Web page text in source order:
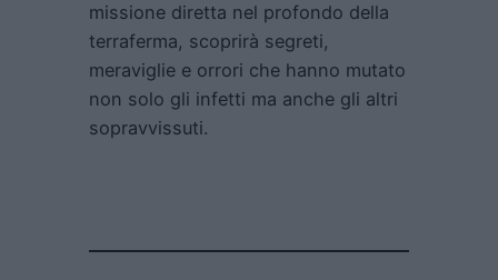
missione diretta nel profondo della
terraferma, scoprirà segreti,
meraviglie e orrori che hanno mutato
non solo gli infetti ma anche gli altri
sopravvissuti.